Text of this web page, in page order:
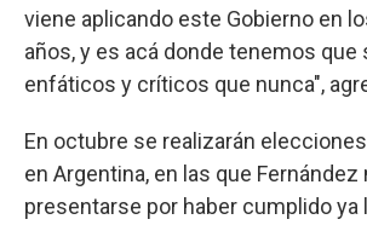
viene aplicando este Gobierno en
años, y es acá donde tenemos que
enfáticos y críticos que nunca",
En octubre se realizarán
en Argentina, en las que Fernández
presentarse por haber cumplido ya